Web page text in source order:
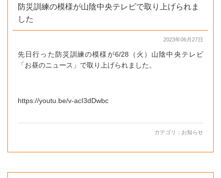
防災訓練の模様が山陰中央テレビで取り上げられま
した
2023年06月27日
先日行った防災訓練の模様が6/28（火）山陰中央テレビ
「お昼のニュース」で取り上げられました。
https://youtu.be/v-acI3dDwbc
カテゴリ： お知らせ